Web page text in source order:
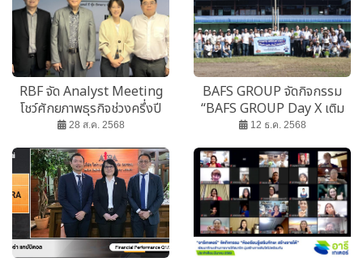
RBF จัด Analyst Meeting
โชว์ศักยภาพธุรกิจช่วงครึ่งปี
หลัง 2568
28 ส.ค. 2568
BAFS GROUP จัดกิจกรรม
“BAFS GROUP Day X เติม
ความฝัน ปันน้ำใจให้น้อง”
12 ธ.ค. 2568